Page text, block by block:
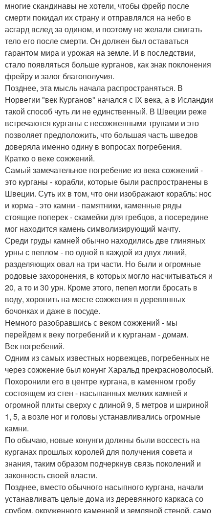
многие скандинавы не хотели, чтобы фрейр после
смерти покидал их страну и отправлялся на небо в
асгард вслед за одином, и поэтому не желали сжигать
тело его после смерти. Он должен был оставаться
гарантом мира и урожая на земле. И в последствии,
стало появляться больше курганов, как знак поклонения
фрейру и залог благополучия.
Позднее, эта мысль начала распространяться. В
Норвегии "век Курганов" начался с IX века, а в Исландии
такой способ чуть ли не единственный. В Швеции реже
встречаются курганы с несожженными трупами и это
позволяет предположить, что большая часть шведов
доверяла именно одину в вопросах погребения.
Кратко о веке сожжений.
Самый замечательное погребение из века сожжений -
это курганы - корабли, которые были распространены в
Швеции. Суть их в том, что они изображают корабль: нос
и корма - это камни - памятники, каменные ряды
стоящие поперек - скамейки для гребцов, а посередине
мог находится камень символизирующий мачту.
Среди груды камней обычно находились две глиняных
урны с пеплом - по одной в каждой из двух линий,
разделяющих овал на три части. Но были и огромные
родовые захоронения, в которых могло насчитываться и
20, а то и 30 урн. Кроме этого, пепел могли бросать в
воду, хоронить на месте сожжения в деревянных
бочонках и даже в посуде.
Немного разобравшись с веком сожжений - мы
перейдем к веку погребений и к курганам - домам.
Век погребений.
Одним из самых известных норвежцев, погребенных не
через сожжение был конунг Харальд прекрасноволосый.
Похоронили его в центре кургана, в каменном гробу
состоящем из стен - насыпанных мелких камней и
огромной плиты сверху с длиной 9, 5 метров и шириной
1, 5, а возле ног и головы устанавливались огромные
камни.
По обычаю, новые конунги должны были воссесть на
курганах прошлых королей для получения совета и
знания, таким образом подчеркнув связь поколений и
законность своей власти.
Позднее, вместо обычного насыпного кургана, начали
устанавливать целые дома из деревянного каркаса со
срубом, окруженного каменной и земляной стеной, само